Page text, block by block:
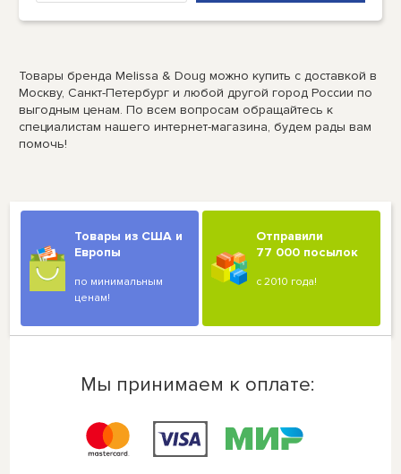
Товары бренда Melissa & Doug можно купить с доставкой в
Москву, Санкт-Петербург и любой другой город России по
выгодным ценам. По всем вопросам обращайтесь к
специалистам нашего интернет-магазина, будем рады вам
помочь!
Товары из США и
Европы
по минимальным
ценам!
Отправили
77 000 посылок
с 2010 года!
Мы принимаем к оплате: